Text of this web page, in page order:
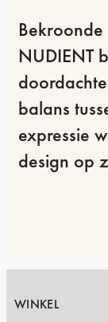
NUDIENT
balans
expressie
design op
WINKEL